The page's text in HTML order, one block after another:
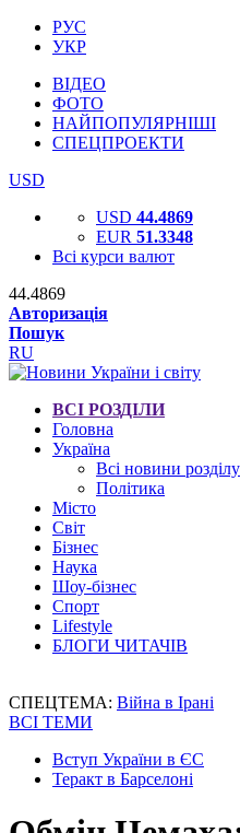
РУС
УКР
ВІДЕО
ФОТО
НАЙПОПУЛЯРНІШІ
СПЕЦПРОЕКТИ
USD
USD 44.4869
EUR 51.3348
Всі курси валют
44.4869
Авторизація
Пошук
RU
ВСІ РОЗДІЛИ
Головна
Україна
Всі новини розділу
Політика
Місто
Світ
Бізнес
Наука
Шоу-бізнес
Спорт
Lifestyle
БЛОГИ ЧИТАЧІВ
СПЕЦТЕМА: Війна в Ірані
ВСІ ТЕМИ
Вступ України в ЄС
Теракт в Барселоні